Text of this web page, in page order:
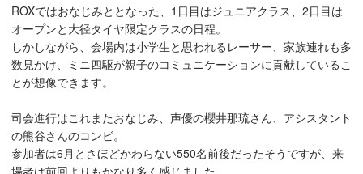
ROXではおなじみととなった、1日目はジュニアクラス、2日目は
オープンと大径タイヤ限定クラスの日程。
しかしながら、会場内は小学生と思われるレーサー、家族連れも多
数見かけ、ミニ四駆が親子のコミュニケーションに貢献しているこ
とが想像できます。
司会進行はこれまたおなじみ、声優の櫻井那琉さん、アシスタント
の熊谷さんのコンビ。
参加者は6月とさほどかわらない550名前後だったそうですが、来